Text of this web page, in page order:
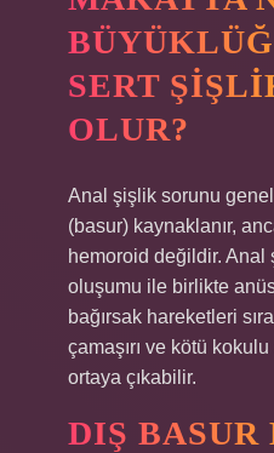
SERT
OLUR?
Anal şişlik sorunu
(basur) kaynaklanır,
hemoroid değildir. Anal
oluşumu ile birlikte
bağırsak hareketleri
çamaşırı ve kötü
ortaya çıkabilir.
DIŞ BASUR